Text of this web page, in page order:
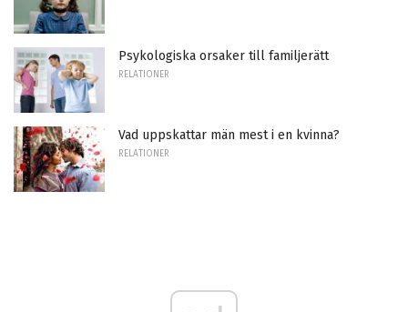
Psykologiska orsaker till familjerätt
RELATIONER
Vad uppskattar män mest i en kvinna?
RELATIONER